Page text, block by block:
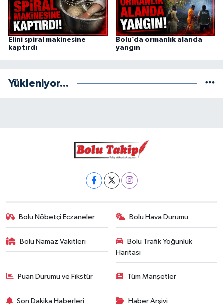
Elini spiral makinesine
kaptırdı
Bolu’da ormanlık alanda
yangın
Yükleniyor...
Bolu Nöbetçi Eczaneler Bolu Hava Durumu
Bolu Namaz Vakitleri
Bolu Trafik Yoğunluk
Haritası
Puan Durumu ve Fikstür Tüm Manşetler
Son Dakika Haberleri Haber Arşivi